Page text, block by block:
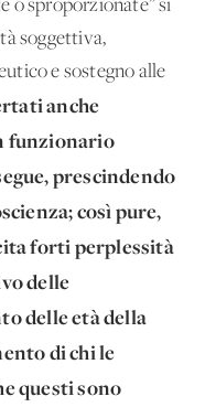
o sproporzionate” si
soggettiva,
e sostegno alle
anche
funzionario
prescindendo
così pure,
forti perplessità
delle
delle età della
di chi le
questi sono